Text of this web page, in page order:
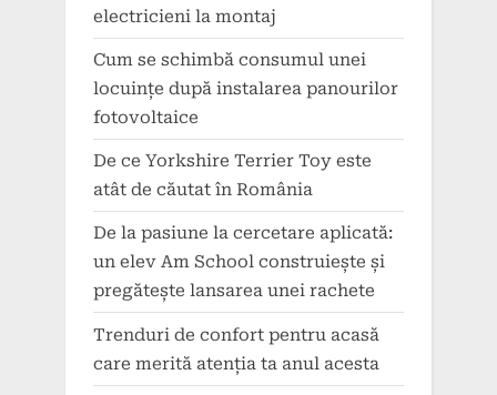
electricieni la montaj
Cum se schimbă consumul unei
locuințe după instalarea panourilor
fotovoltaice
De ce Yorkshire Terrier Toy este
atât de căutat în România
De la pasiune la cercetare aplicată:
un elev Am School construiește și
pregătește lansarea unei rachete
Trenduri de confort pentru acasă
care merită atenția ta anul acesta